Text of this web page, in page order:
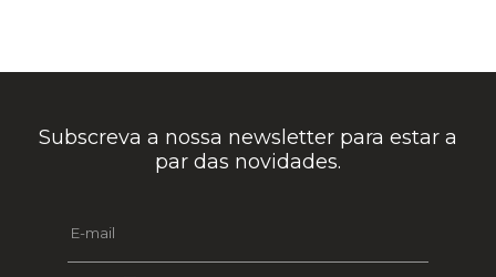
Subscreva a nossa newsletter para estar a
par das novidades.